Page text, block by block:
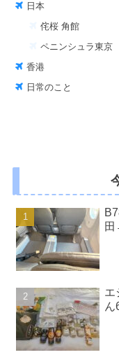
日本
侘桜 角館
ペニンシュラ東京
香港
日常のこと
田
エ
ん